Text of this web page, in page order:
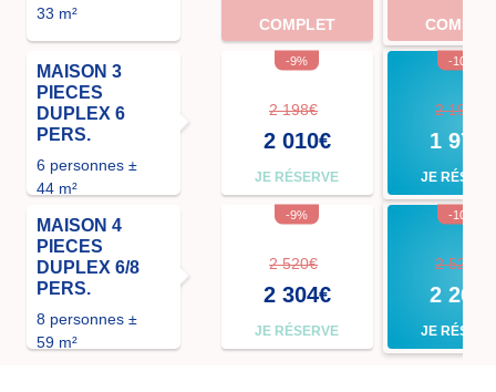
33 m²
MAISON 3
PIECES
DUPLEX 6
PERS.
6 personnes ±
44 m²
MAISON 4
PIECES
DUPLEX 6/8
PERS.
8 personnes ±
59 m²
COMPLET
-9%
2 198€
2 010€
JE RÉSERVE
-9%
2 520€
2 304€
JE RÉSERVE
-10%
2 198€
1 978€
JE
-10%
2 520€
2 268€
JE